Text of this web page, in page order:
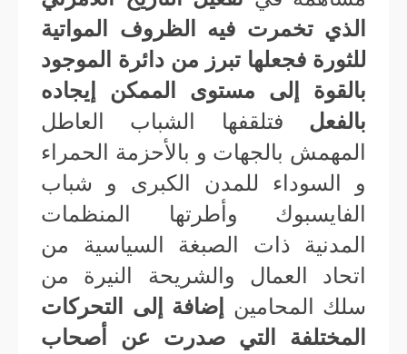
الذي تخمرت فيه الظروف المواتية
للثورة فجعلها تبرز من دائرة الموجود
بالقوة إلى مستوى الممكن إيجاده
بالفعل فتلقفها الشباب العاطل
المهمش بالجهات و بالأحزمة الحمراء
و السوداء للمدن الكبرى و شباب
الفايسبوك وأطرتها المنظمات
المدنية ذات الصبغة السياسية من
اتحاد العمال والشريحة النيرة من
سلك المحامين إضافة إلى التحركات
المختلفة التي صدرت عن أصحاب